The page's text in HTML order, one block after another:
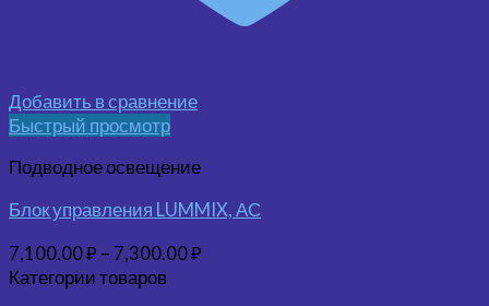
Добавить в сравнение
Быстрый просмотр
Подводное освещение
Блок управления LUMMIX, АС
7,100.00₽ – 7,300.00₽
Категории товаров